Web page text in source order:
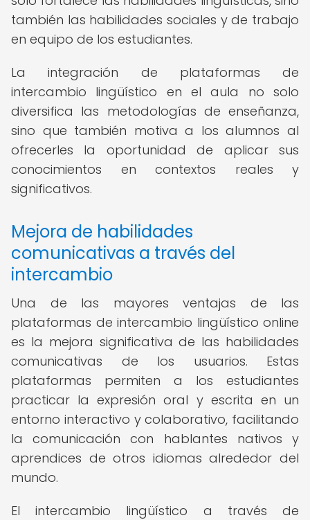
también las habilidades sociales y de trabajo
en equipo de los estudiantes.
La integración de plataformas de
intercambio lingüístico en el aula no solo
diversifica las metodologías de enseñanza,
sino que también motiva a los alumnos al
ofrecerles la oportunidad de aplicar sus
conocimientos en contextos reales y
significativos.
Mejora de habilidades
comunicativas a través del
intercambio
Una de las mayores ventajas de las
plataformas de intercambio lingüístico online
es la mejora significativa de las habilidades
comunicativas de los usuarios. Estas
plataformas permiten a los estudiantes
practicar la expresión oral y escrita en un
entorno interactivo y colaborativo, facilitando
la comunicación con hablantes nativos y
aprendices de otros idiomas alrededor del
mundo.
El intercambio lingüístico a través de